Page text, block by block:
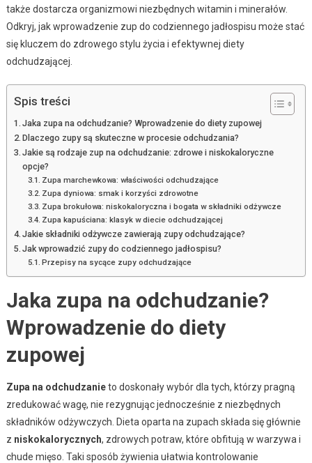
także dostarcza organizmowi niezbędnych witamin i minerałów.
Odkryj, jak wprowadzenie zup do codziennego jadłospisu może stać
się kluczem do zdrowego stylu życia i efektywnej diety
odchudzającej.
Spis treści
Jaka zupa na odchudzanie? Wprowadzenie do diety zupowej
Dlaczego zupy są skuteczne w procesie odchudzania?
Jakie są rodzaje zup na odchudzanie: zdrowe i niskokaloryczne
opcje?
Zupa marchewkowa: właściwości odchudzające
Zupa dyniowa: smak i korzyści zdrowotne
Zupa brokułowa: niskokaloryczna i bogata w składniki odżywcze
Zupa kapuściana: klasyk w diecie odchudzającej
Jakie składniki odżywcze zawierają zupy odchudzające?
Jak wprowadzić zupy do codziennego jadłospisu?
Przepisy na sycące zupy odchudzające
Jaka zupa na odchudzanie?
Wprowadzenie do diety
zupowej
Zupa na odchudzanieto doskonały wybór dla tych, którzy pragną
zredukować wagę, nie rezygnując jednocześnie z niezbędnych
składników odżywczych. Dieta oparta na zupach składa się głównie
z niskokalorycznych, zdrowych potraw, które obfitują w warzywa i
chude mięso. Taki sposób żywienia ułatwia kontrolowanie